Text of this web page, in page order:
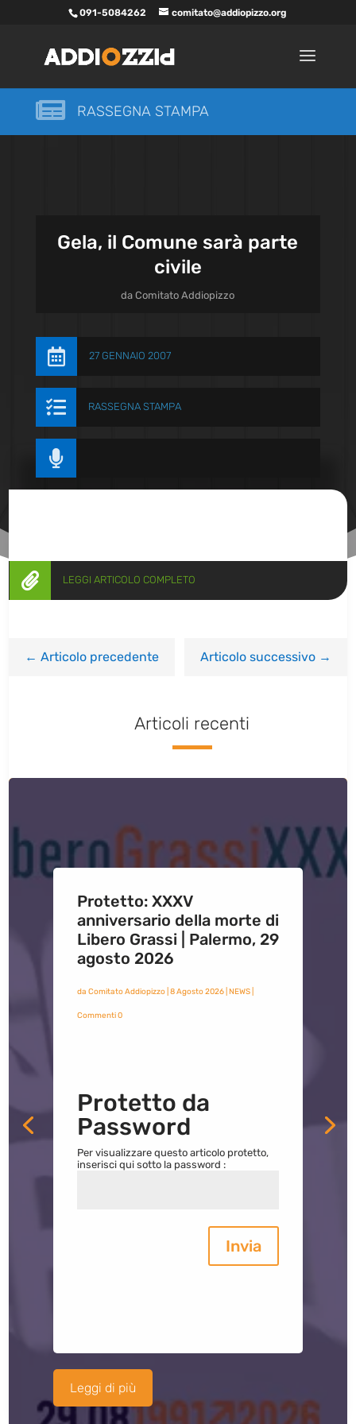
091-5084262 comitato@addiopizzo.org
 RASSEGNA STAMPA
Gela, il Comune sarà parte
civile
daComitato Addiopizzo
 27 GENNAIO 2007
 RASSEGNA STAMPA

 LEGGI ARTICOLO COMPLETO
←Articolo precedente Articolo successivo→
Articoli recenti
Protetto: XXXV
anniversario della morte di
Libero Grassi | Palermo, 29
agosto 2026
da Comitato Addiopizzo| 8 Agosto 2026| NEWS|
Commenti 0
Protetto da
Password
Per visualizzare questo articolo protetto,
inserisci qui sotto la password :
Invia
Leggi di più